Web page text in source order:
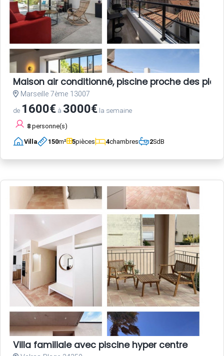
Maison air conditionné, piscine proche des
Marseille 7ème 13007
de 1600€ à 3000€ la semaine
8 personne(s)
Villa 150m² 5pièces 4chambres 2SdB
Villa familiale avec piscine hyper centre